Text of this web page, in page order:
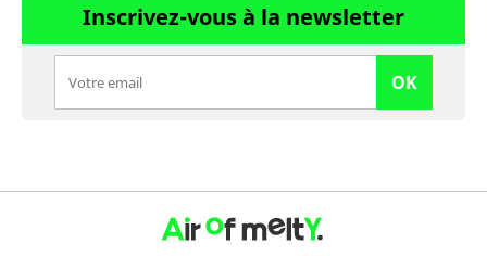
Inscrivez-vous à la newsletter
OK